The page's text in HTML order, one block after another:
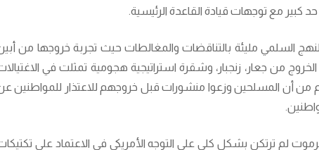
كبير مع توجهات قيادة القاعدة الرئيسية.
السلمي مليئة بالتناقضات والمغالطات حيث تجربة خروجها من
الخروج من جعار، زنجبار، وشقرة استراتيجية هجومية تمثلت في
من أن المسلحين وزعوا منشورات قبل خروجهم للاعتذار للمواطنين
لم ترتكن بشكل كلي على التوجه الأمريكي في الاعتماد على